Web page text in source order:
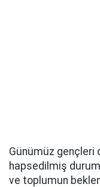
Günümüz gençleri
hapsedilmiş
ve toplumun